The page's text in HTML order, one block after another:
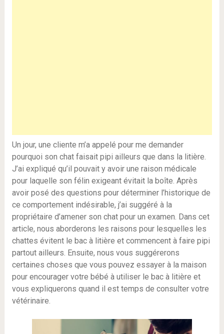
Un jour, une cliente m’a appelé pour me demander
pourquoi son chat faisait pipi ailleurs que dans la litière.
J’ai expliqué qu’il pouvait y avoir une raison médicale
pour laquelle son félin exigeant évitait la boîte. Après
avoir posé des questions pour déterminer l’historique de
ce comportement indésirable, j’ai suggéré à la
propriétaire d’amener son chat pour un examen. Dans cet
article, nous aborderons les raisons pour lesquelles les
chattes évitent le bac à litière et commencent à faire pipi
partout ailleurs. Ensuite, nous vous suggérerons
certaines choses que vous pouvez essayer à la maison
pour encourager votre bébé à utiliser le bac à litière et
vous expliquerons quand il est temps de consulter votre
vétérinaire.